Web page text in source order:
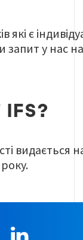
які є
у нас
IFS?
видається